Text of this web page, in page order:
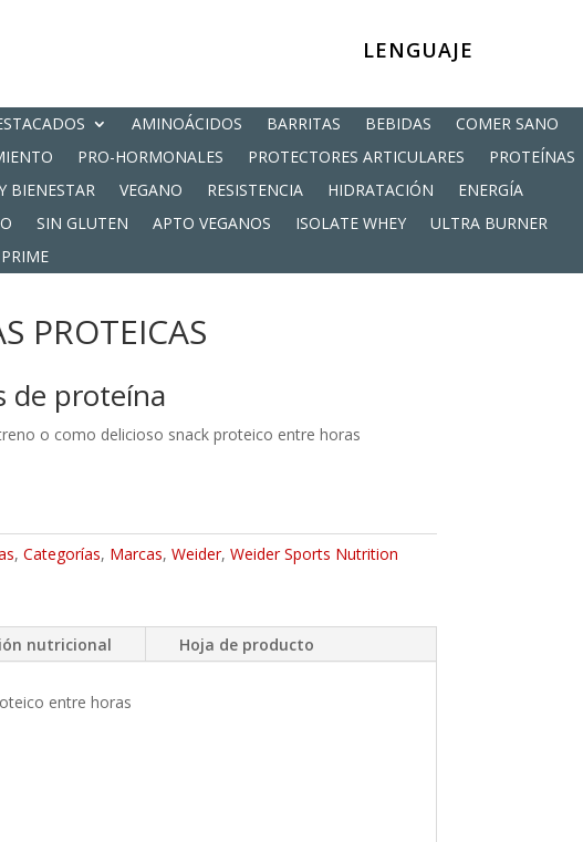
LENGUAJE
AMINOÁCIDOS BARRITAS BEBIDAS
COMER SANO
PRO-HORMONALES PROTECTORES ARTICULARES
PROTEÍNAS
BIENESTAR VEGANO RESISTENCIA HIDRATACIÓN
ENERGÍA
SIN GLUTEN APTO VEGANOS ISOLATE WHEY
ULTRA BURNER
PROTEICAS
de proteína
o como delicioso snack proteico entre horas
, Categorías, Marcas, Weider, Weider Sports Nutrition
nutricional Hoja de producto
entre horas